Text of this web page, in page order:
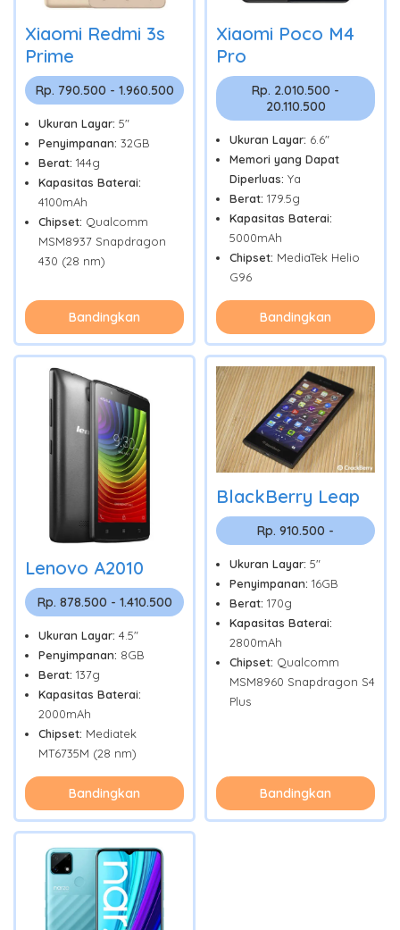
Xiaomi Redmi 3s
Prime
Rp. 790.500 - 1.960.500
Ukuran Layar: 5"
Penyimpanan: 32GB
Berat: 144g
Kapasitas Baterai:
4100mAh
Chipset: Qualcomm
MSM8937 Snapdragon
430 (28 nm)
Bandingkan
Xiaomi Poco M4
Pro
Rp. 2.010.500 -
20.110.500
Ukuran Layar: 6.6"
Memori yang Dapat
Diperluas: Ya
Berat: 179.5g
Kapasitas Baterai:
5000mAh
Chipset: MediaTek Helio
G96
Bandingkan
Lenovo A2010
Rp. 878.500 - 1.410.500
Ukuran Layar: 4.5"
Penyimpanan: 8GB
Berat: 137g
Kapasitas Baterai:
2000mAh
Chipset: Mediatek
MT6735M (28 nm)
Bandingkan
BlackBerry Leap
Rp. 910.500 -
Ukuran Layar: 5"
Penyimpanan: 16GB
Berat: 170g
Kapasitas Baterai:
2800mAh
Chipset: Qualcomm
MSM8960 Snapdragon S4
Plus
Bandingkan